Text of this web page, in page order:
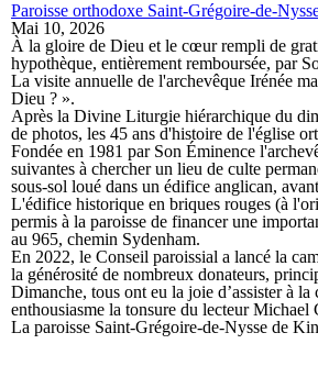
Paroisse orthodoxe Saint-Grégoire-de-
Mai 10, 2026
À la gloire de Dieu et le cœur rempli de
hypothèque, entièrement remboursée, par
La visite annuelle de l'archevêque Irénée
Dieu ? ».
Après la Divine Liturgie hiérarchique du
de photos, les 45 ans d'histoire de l'église
Fondée en 1981 par Son Éminence
suivantes à chercher un lieu de culte
sous-sol loué dans un édifice anglican,
L'édifice historique en briques rouges (à
permis à la paroisse de financer une
au 965, chemin Sydenham.
En 2022, le Conseil paroissial a lancé la
la générosité de nombreux donateurs,
Dimanche, tous ont eu la joie d’assister à
enthousiasme la tonsure du lecteur
La paroisse Saint-Grégoire-de-Nysse de